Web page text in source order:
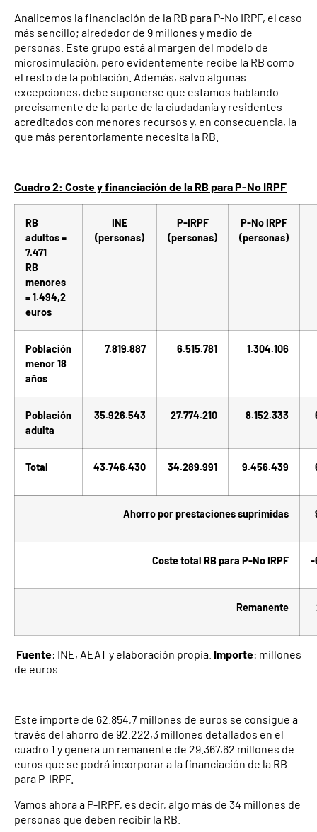
Analicemos la financiación de la RB para P-No IRPF, el caso
más sencillo; alrededor de 9 millones y medio de
personas. Este grupo está al margen del modelo de
microsimulación, pero evidentemente recibe la RB como
el resto de la población. Además, salvo algunas
excepciones, debe suponerse que estamos hablando
precisamente de la parte de la ciudadanía y residentes
acreditados con menores recursos y, en consecuencia, la
que más perentoriamente necesita la RB.
Cuadro 2: Coste y financiación de la RB para P-No IRPF
RB
adultos =
7.471
RB
menores
= 1.494,2
euros
INE
(personas)
P-IRPF
(personas)
P-No IRPF
(personas)
Población
menor 18
años
7.819.887 6.515.781 1.304.106
Población
adulta
35.926.543 27.774.210 8.152.333
Total 43.746.430 34.289.991 9.456.439
Ahorro por prestaciones suprimidas
Coste total RB para P-No IRPF -
Remanente
Fuente: INE, AEAT y elaboración propia. Importe: millones
de euros
Este importe de 62.854,7 millones de euros se consigue a
través del ahorro de 92.222,3 millones detallados en el
cuadro 1 y genera un remanente de 29.367,62 millones de
euros que se podrá incorporar a la financiación de la RB
para P-IRPF.
Vamos ahora a P-IRPF, es decir, algo más de 34 millones de
personas que deben recibir la RB.